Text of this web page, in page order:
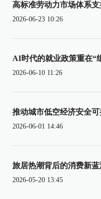
高标准劳动力市场体系
2026-06-23 10:26
AI时代的就业政策重在“
2026-06-10 11:26
推动城市低空经济安全
2026-06-01 14:46
旅居热潮背后的消费新蓝
2026-05-20 13:45